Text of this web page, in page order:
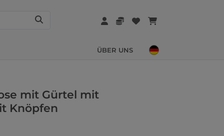
ÜBER UNS
mit Gürtel mit
Knöpfen